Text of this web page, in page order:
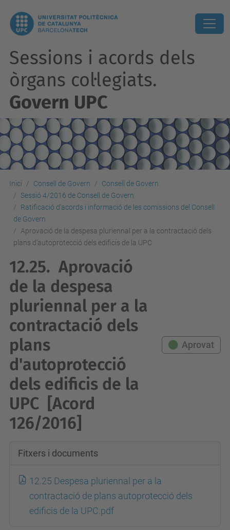
Sessions i acords dels
òrgans col·legiats.
Govern UPC
Inici Consell de Govern
Consell de Govern
Sessió 4/2016 de Consell de Govern
Ratificació d’acords i informació de les comissions del Consell
de Govern
Aprovació de la despesa pluriennal per a la contractació dels
plans d'autoprotecció dels edificis de la UPC
12.25. Aprovació
de la despesa
pluriennal per a la
contractació dels
plans
d'autoprotecció
dels edificis de la
UPC [Acord
126/2016]
Aprovat
Fitxers i documents
12.25 Despesa pluriennal per a la
contractació de plans autoprotecció dels
edificis de la UPC.pdf